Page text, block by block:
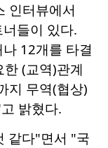
인터뷰에서
들이 있다.
12개를 타결
(교역)관계
지 무역(협상)
밝혔다.
같다"면서 "국